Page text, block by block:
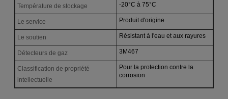
Température de stockage -20°C à 75°C
Le service Produit d'origine
Le soutien Résistant à l'eau et aux rayures
Détecteurs de gaz 3M467
Classification de propriété
intellectuelle
Pour la protection contre la
corrosion